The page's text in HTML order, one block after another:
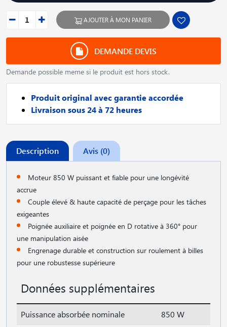
AJOUTER À MON PANIER
DEMANDE DEVIS
Demande possible meme si le produit est hors stock.
Produit original avec garantie accordée
Livraison sous 24 à 72 heures
Description Avis (0)
Moteur 850 W puissant et fiable pour une longévité
accrue
Couple élevé & haute capacité de perçage pour les tâches
exigeantes
Poignée auxiliaire et poignée en D rotative à 360° pour
une manipulation aisée
Engrenage durable et construction sur roulement à billes
pour une robustesse supérieure
Données supplémentaires
Puissance absorbée nominale 850 W